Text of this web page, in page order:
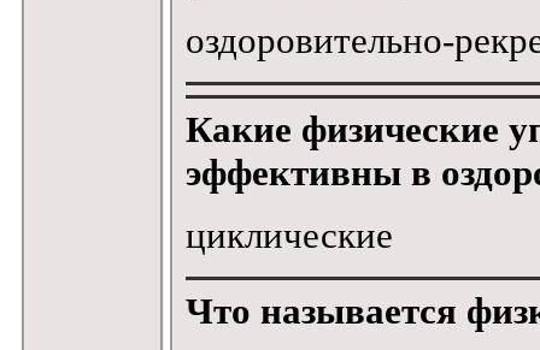
оздоровительно-
Какие физические
эффективны в
циклические
Что называется